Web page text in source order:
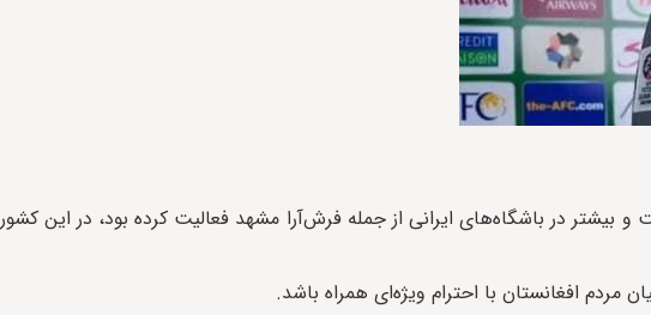
در باشگاه‌های ایرانی از جمله فرش‌آرا مشهد فعالیت کرده بود، در این کشور
مردم افغانستان با احترام ویژه‌ای همراه باشد.